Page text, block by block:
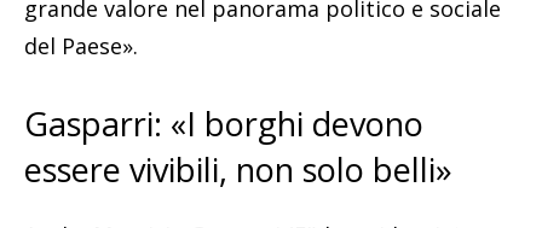
grande valore nel panorama politico e sociale
del Paese».
Gasparri: «I borghi devono
essere vivibili, non solo belli»